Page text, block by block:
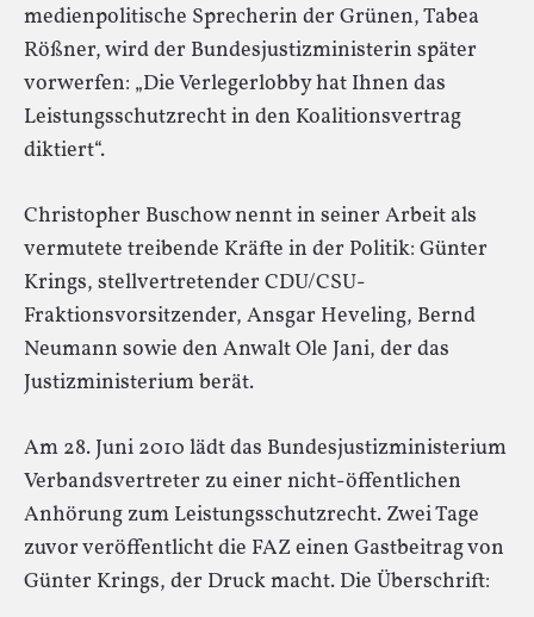
medienpolitische Sprecherin der Grünen, Tabea
Rößner, wird der Bundesjustizministerin später
vorwerfen: „Die Verlegerlobby hat Ihnen das
Leistungsschutzrecht in den Koalitionsvertrag
diktiert“.
Christopher Buschow nennt in seiner Arbeit als
vermutete treibende Kräfte in der Politik: Günter
Krings, stellvertretender CDU/CSU-
Fraktionsvorsitzender, Ansgar Heveling, Bernd
Neumann sowie den Anwalt Ole Jani, der das
Justizministerium berät.
Am 28. Juni 2010 lädt das Bundesjustizministerium
Verbandsvertreter zu einer nicht-öffentlichen
Anhörung zum Leistungsschutzrecht. Zwei Tage
zuvor veröffentlicht die FAZ einen Gastbeitrag von
Günter Krings, der Druck macht. Die Überschrift: